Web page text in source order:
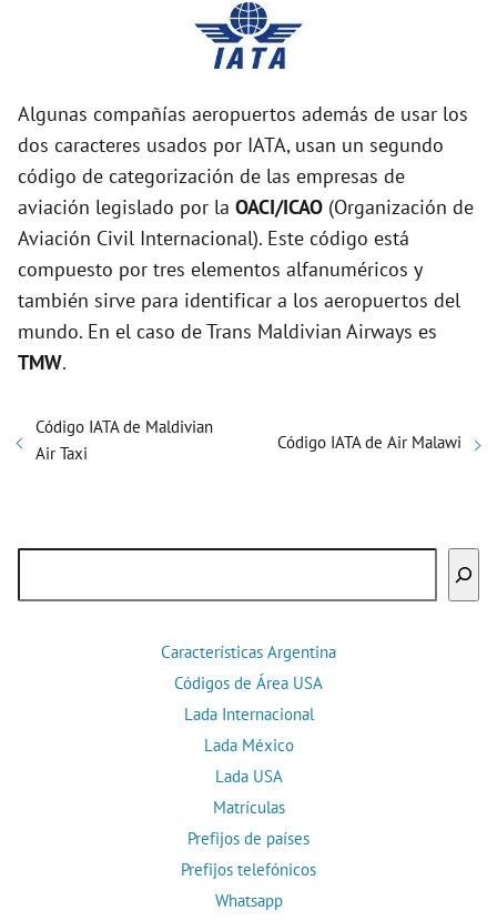
Algunas compañías aeropuertos además de usar los
dos caracteres usados por IATA, usan un segundo
código de categorización de las empresas de
aviación legislado por la OACI/ICAO (Organización de
Aviación Civil Internacional). Este código está
compuesto por tres elementos alfanuméricos y
también sirve para identificar a los aeropuertos del
mundo. En el caso de Trans Maldivian Airways es
TMW.
Código IATA de Maldivian
Air Taxi
Código IATA de Air Malawi
Características Argentina
Códigos de Área USA
Lada Internacional
Lada México
Lada USA
Matrículas
Prefijos de países
Prefijos telefónicos
Whatsapp